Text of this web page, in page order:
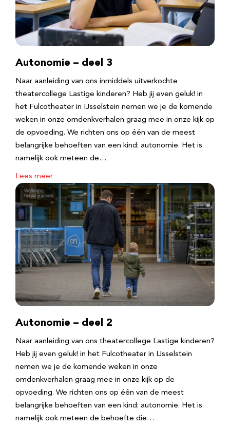
Autonomie – deel 3
Naar aanleiding van ons inmiddels uitverkochte
theatercollege Lastige kinderen? Heb jij even geluk! in
het Fulcotheater in IJsselstein nemen we je de komende
weken in onze omdenkverhalen graag mee in onze kijk op
de opvoeding. We richten ons op één van de meest
belangrijke behoeften van een kind: autonomie. Het is
namelijk ook meteen de…
Lees meer
Autonomie – deel 2
Naar aanleiding van ons theatercollege Lastige kinderen?
Heb jij even geluk! in het Fulcotheater in IJsselstein
nemen we je de komende weken in onze
omdenkverhalen graag mee in onze kijk op de
opvoeding. We richten ons op één van de meest
belangrijke behoeften van een kind: autonomie. Het is
namelijk ook meteen de behoefte die…